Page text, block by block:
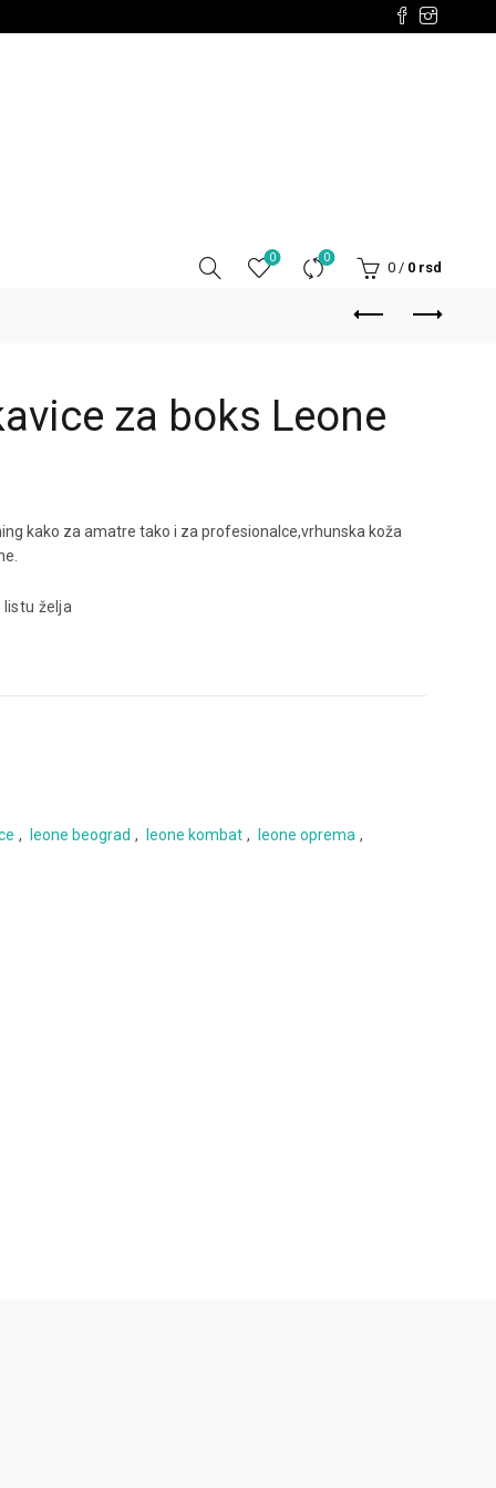
0 0
0 / 0 rsd
za boks Leone
kako za amatre tako i za profesionalce,vrhunska koža
listu želja
, leone beograd , leone kombat , leone oprema ,